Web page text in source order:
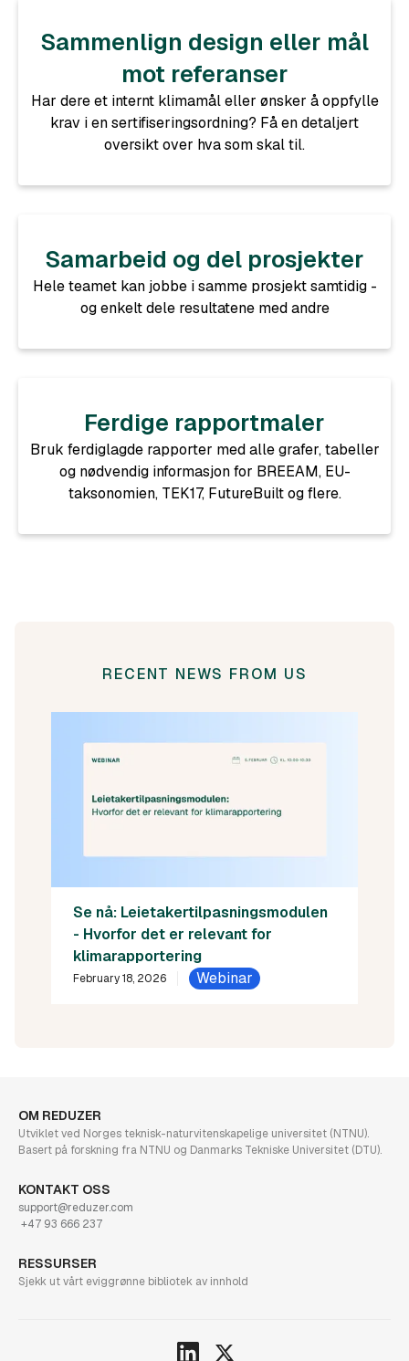
Sammenlign design eller mål
mot referanser
Har dere et internt klimamål eller ønsker å oppfylle
krav i en sertifiseringsordning? Få en detaljert
oversikt over hva som skal til.
Samarbeid og del prosjekter
Hele teamet kan jobbe i samme prosjekt samtidig -
og enkelt dele resultatene med andre
Ferdige rapportmaler
Bruk ferdiglagde rapporter med alle grafer, tabeller
og nødvendig informasjon for BREEAM, EU-
taksonomien, TEK17, FutureBuilt og flere.
RECENT NEWS FROM US
Se nå: Leietakertilpasningsmodulen
- Hvorfor det er relevant for
klimarapportering
February 18, 2026 Webinar
OM REDUZER
Utviklet ved Norges teknisk-naturvitenskapelige universitet (NTNU).
Basert på forskning fra NTNU og Danmarks Tekniske Universitet (DTU).
KONTAKT OSS
support@reduzer.com
+47 93 666 237
RESSURSER
Sjekk ut vårt eviggrønne bibliotek av innhold